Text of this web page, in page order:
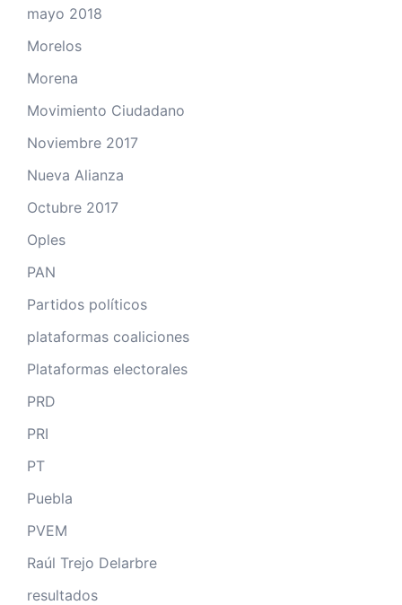
mayo 2018
Morelos
Morena
Movimiento Ciudadano
Noviembre 2017
Nueva Alianza
Octubre 2017
Oples
PAN
Partidos políticos
plataformas coaliciones
Plataformas electorales
PRD
PRI
PT
Puebla
PVEM
Raúl Trejo Delarbre
resultados